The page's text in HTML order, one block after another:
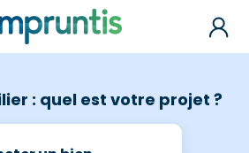
: quel est votre projet ?